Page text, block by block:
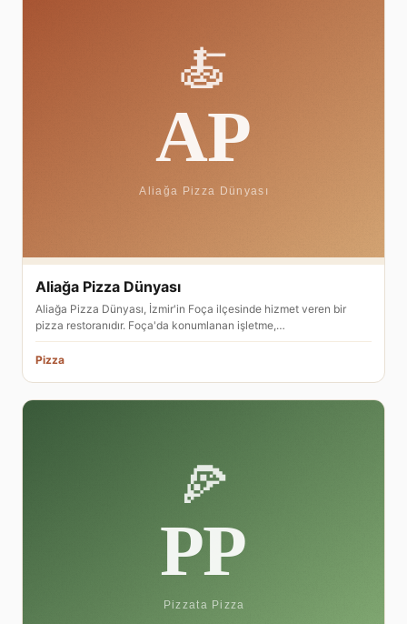
Aliağa Pizza Dünyası
Aliağa Pizza Dünyası, İzmir'in Foça ilçesinde hizmet veren bir
pizza restoranıdır. Foça'da konumlanan işletme,…
Pizza